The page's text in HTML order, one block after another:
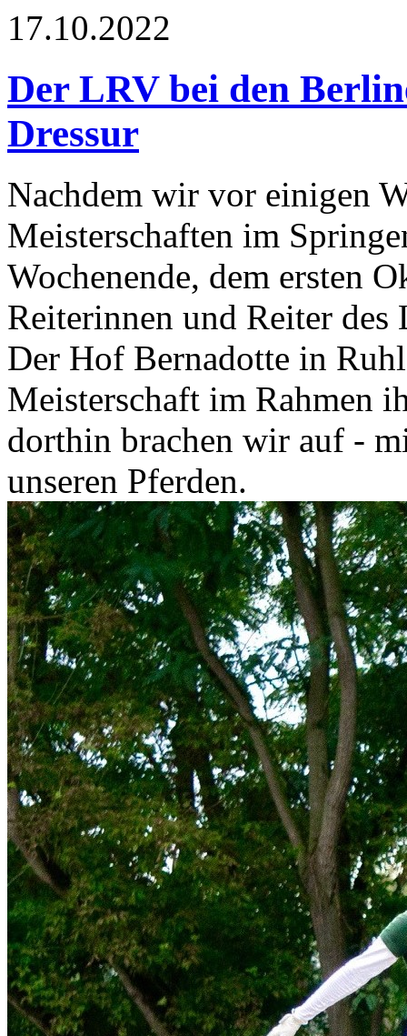
17.10.2022
Der LRV bei den
Dressur
Nachdem wir vor einigen
Meisterschaften im
Wochenende, dem ersten
Reiterinnen und Reiter
Der Hof Bernadotte in
Meisterschaft im Rahmen
dorthin brachen wir auf -
unseren Pferden.